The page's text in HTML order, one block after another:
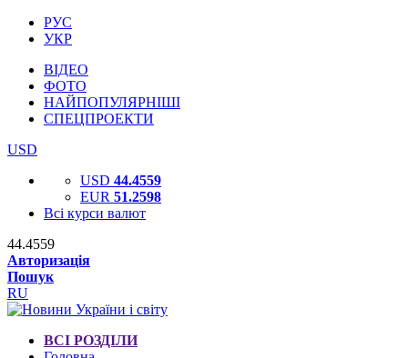
РУС
УКР
ВІДЕО
ФОТО
НАЙПОПУЛЯРНІШІ
СПЕЦПРОЕКТИ
USD
USD 44.4559
EUR 51.2598
Всі курси валют
44.4559
Авторизація
Пошук
RU
ВСІ РОЗДІЛИ